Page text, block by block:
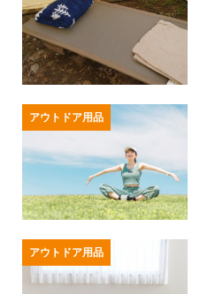
アウトドア用品
アウトドア用品